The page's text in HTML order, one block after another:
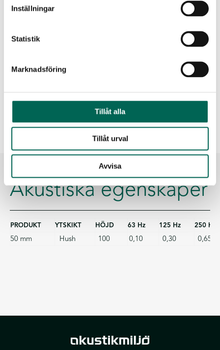
Inställningar
Statistik
Marknadsföring
Tillåt alla
Tillåt urval
Avvisa
Akustiska egenskaper
PRODUKT YTSKIKT HÖJD 63 Hz 125 Hz 250 Hz
50 mm Hush 100 0,10 0,30 0,65